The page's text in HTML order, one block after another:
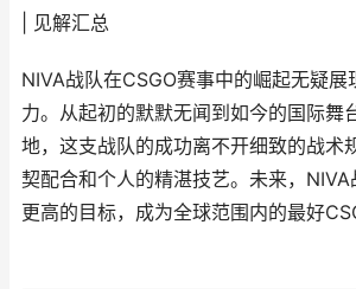
| 见解汇总
NIVA战队在CSGO赛事中的崛起无疑展
力。从起初的默默无闻到如今的国际舞
地，这支战队的成功离不开细致的战术
契配合和个人的精湛技艺。未来，
更高的目标，成为全球范围内的最好